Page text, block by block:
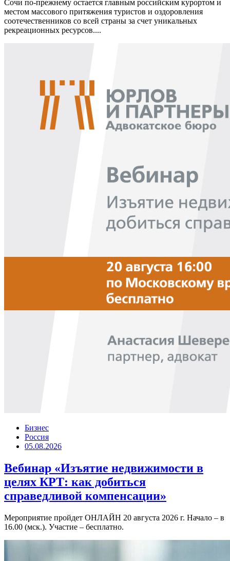
Сочи по-прежнему остается главным российским курортом и
местом массового притяжения туристов и оздоровления
соотечественников со всей страны за счет уникальных
рекреационных ресурсов....
Бизнес
Россия
05.08.2026
Вебинар «Изъятие недвижимости в
целях КРТ: как добиться
справедливой компенсации»
Мероприятие пройдет ОНЛАЙН 20 августа 2026 г. Начало – в
16.00 (мск.). Участие – бесплатно.